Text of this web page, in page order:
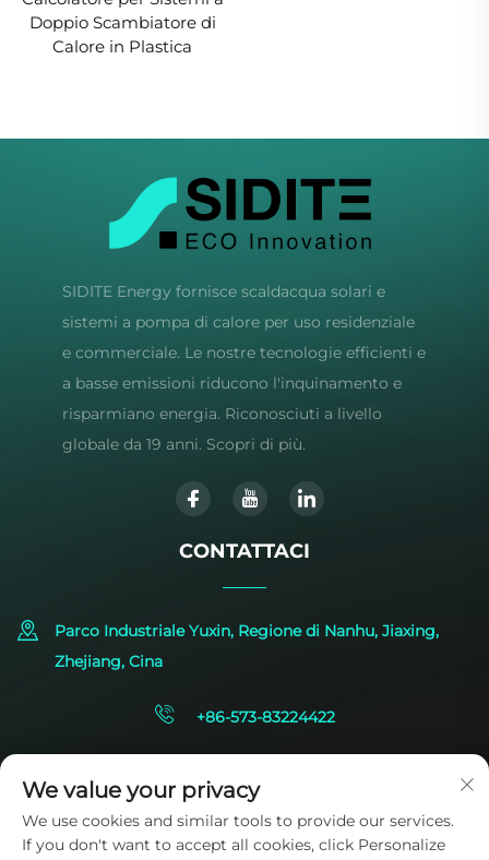
Doppio Scambiatore di
Calore in Plastica
SIDITE Energy fornisce scaldacqua solari e
sistemi a pompa di calore per uso residenziale
e commerciale. Le nostre tecnologie efficienti e
a basse emissioni riducono l'inquinamento e
risparmiano energia. Riconosciuti a livello
globale da 19 anni. Scopri di più.
CONTATTACI
Parco Industriale Yuxin, Regione di Nanhu, Jiaxing,
Zhejiang, Cina
+86-573-83224422
We value your privacy
We use cookies and similar tools to provide our services.
If you don't want to accept all cookies, click Personalize